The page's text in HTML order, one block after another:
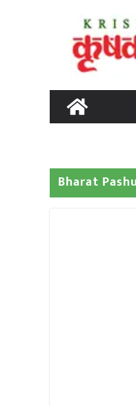
content
Bharat